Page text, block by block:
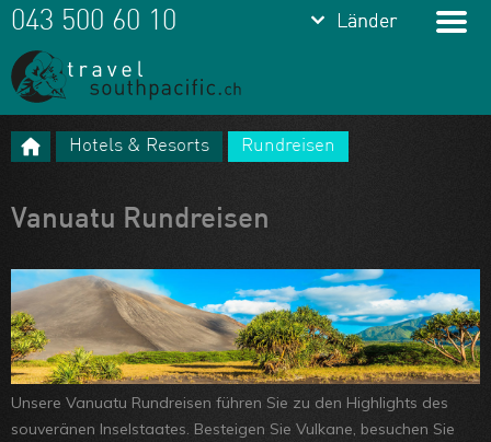
Meine Favoriten
Team
Feedbacks
Kontakt
ARVB
keyboard_arrow_down Länder
Cook Islands
Tonga
Vanuatu
Neukaledonien
keyboard_arrow_down Länder
043 500 60 10
Hotels & Resorts Rundreisen
Vanuatu Rundreisen
Unsere Vanuatu Rundreisen führen Sie zu den Highlights des
souveränen Inselstaates. Besteigen Sie Vulkane, besuchen Sie